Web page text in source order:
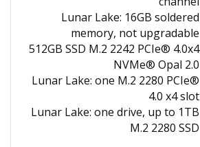
Lunar Lake: 16GB soldered
memory, not upgradable
512GB SSD M.2 2242 PCIe® 4.0x4
NVMe® Opal 2.0
Lunar Lake: one M.2 2280 PCIe®
4.0 x4 slot
Lunar Lake: one drive, up to 1TB
M.2 2280 SSD